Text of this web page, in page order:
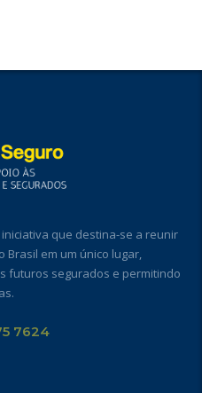
iniciativa que destina-se a reunir
em um único lugar,
futuros segurados e permitindo
7624